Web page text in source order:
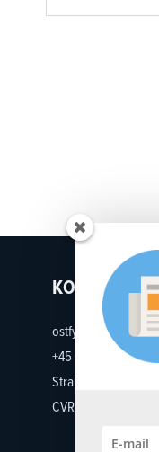
KONTAKT
+45 65 32 37 27
Strandgade 5, 5300
CVR: 18101513